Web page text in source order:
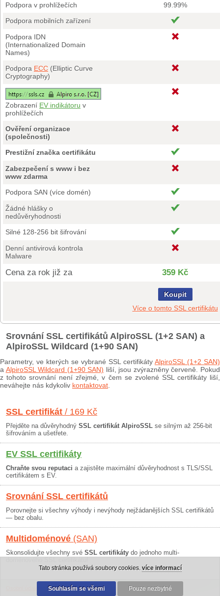
Podpora v prohlížečích
99.99%
Podpora mobilních zařízení
Podpora IDN
(Internationalized Domain
Names)
Podpora ECC (Elliptic Curve
Cryptography)
Zobrazení EV indikátoru v
prohlížečích
Ověření organizace
(společnosti)
Prestižní značka certifikátu
Zabezpečení s www i bez
www zdarma
Podpora SAN (více domén)
Žádné hlášky o
nedůvěryhodnosti
Silné 128-256 bit šifrování
Denní antivirová kontrola
Malware
Cena za rok již za 359 Kč
Koupit
Více o tomto SSL certifikátu
Srovnání SSL certifikátů AlpiroSSL (1+2 SAN) a
AlpiroSSL Wildcard (1+90 SAN)
Parametry, ve kterých se vybrané SSL certifikáty AlpiroSSL (1+2 SAN)
a AlpiroSSL Wildcard (1+90 SAN) liší, jsou zvýrazněny červeně. Pokud
z tohoto srovnání není zřejmé, v čem se zvolené SSL certifikáty liší,
neváhejte nás kdykoliv kontaktovat
SSL certifikát / 169 Kč
Přejděte na důvěryhodný SSL certifikát AlpiroSSL se silným až 256-bit
šifrováním a ušetřete.
EV SSL certifikáty
Chraňte svou reputaci a zajistěte maximální důvěryhodnost s TLS/SSL
certifikátem s EV.
Srovnání SSL certifikátů
Porovnejte si všechny výhody i nevýhody nejžádanějších SSL certifikátů
— bez obalu.
Multidoménové (SAN)
Skonsolidujte všechny své SSL certifikáty do jednoho multi-
Obchodní podmínky|30 dní záruka
Tato stránka používá soubory cookies. více informací
Souhlasím se všemi Pouze nezbytné